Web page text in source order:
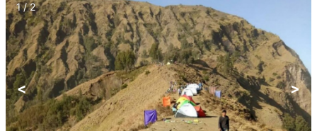
1 / 2
< >